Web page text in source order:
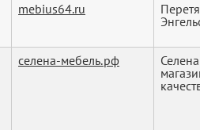
mebius64.ru
селена-мебель.рф